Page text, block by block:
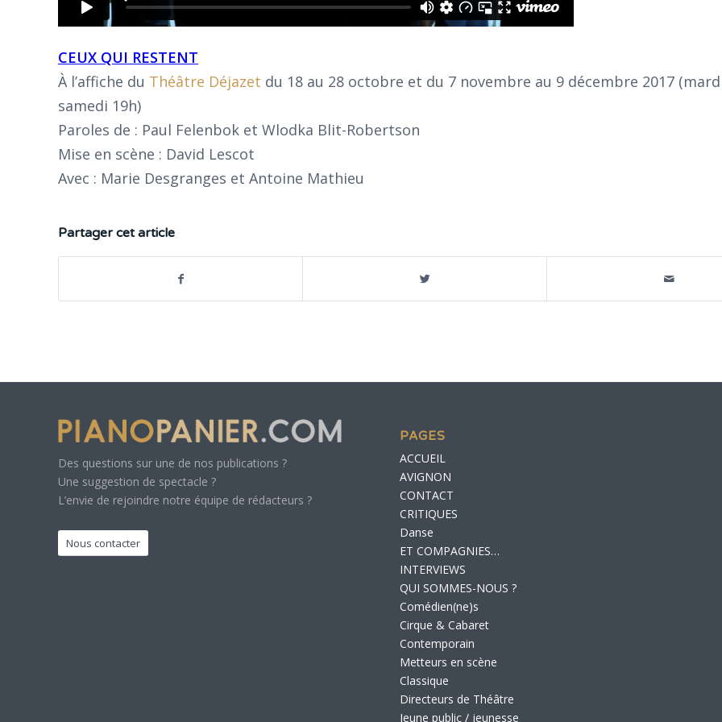
CEUX QUI RESTENT
À l’affiche du Théâtre Déjazet du 18 au 28 octobre et du 7 novembre au 9 décembre 2017
samedi 19h)
Paroles de : Paul Felenbok et Wlodka Blit-Robertson
Mise en scène : David Lescot
Avec : Marie Desgranges et Antoine Mathieu
Partager cet article
Des questions sur une de nos publications ?
Une suggestion de spectacle ?
L’envie de rejoindre notre équipe de rédacteurs ?
Nous contacter
PAGES
ACCUEIL
AVIGNON
CONTACT
CRITIQUES
Danse
ET COMPAGNIES…
INTERVIEWS
QUI SOMMES-NOUS ?
Comédien(ne)s
Cirque & Cabaret
Contemporain
Metteurs en scène
Classique
Directeurs de Théâtre
Jeune public / jeunesse